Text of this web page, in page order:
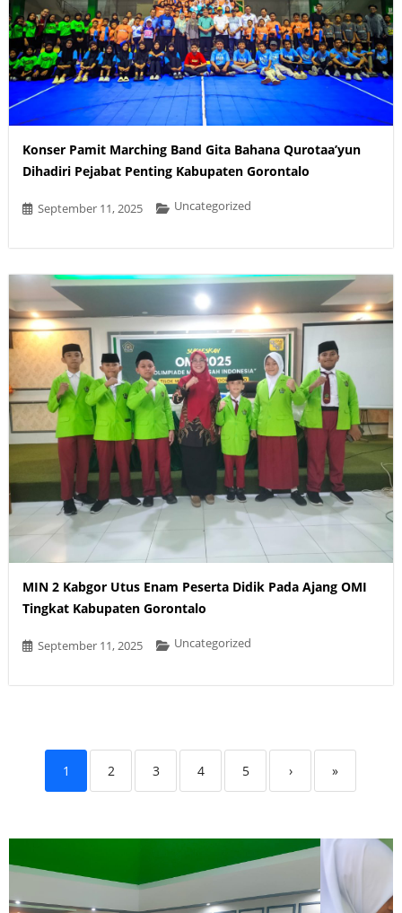
Konser Pamit Marching Band Gita Bahana Qurotaa’yun
Dihadiri Pejabat Penting Kabupaten Gorontalo
September 11, 2025 Uncategorized
MIN 2 Kabgor Utus Enam Peserta Didik Pada Ajang OMI
Tingkat Kabupaten Gorontalo
September 11, 2025 Uncategorized
1 2 3 4 5 › »